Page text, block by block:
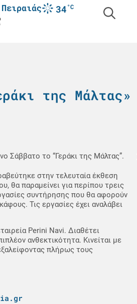
Πειραιάς 34°C
της Μάλτας»
Σάββατο το “Γεράκι της Μάλτας”.
στην τελευταία έκθεση
θα παραμείνει για περίπου τρεις
συντήρησης που θα αφορούν
Τις εργασίες έχει αναλάβει
Perini Navi. Διαθέτει
ανθεκτικότητα. Κινείται με
πλήρως τους